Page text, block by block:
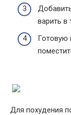
варить в
Готовую
Для похудения